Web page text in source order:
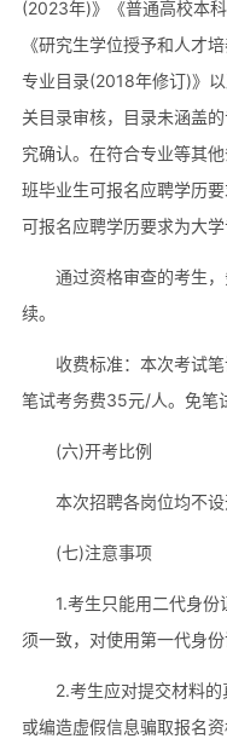
(2023年)》《普通高校本
《研究生学位授予和人才
专业目录(2018年修订)》
关目录审核，目录未涵盖
究确认。在符合专业等其
班毕业生可报名应聘学历
可报名应聘学历要求为大学
通过资格审查的考生
续。
收费标准：本次考试
笔试考务费35元/人。免笔
(六)开考比例
本次招聘各岗位均不设
(七)注意事项
1.考生只能用二代身
须一致，对使用第一代身份
2.考生应对提交材料
或编造虚假信息骗取报名